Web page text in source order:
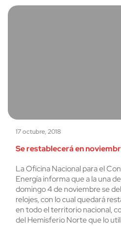
17 octubre, 2018
Se restablecerá en
La Oficina Nacional para el
Energía informa que a la una
domingo 4 de noviembre se
relojes, con lo cual quedará
en todo el territorio nacional,
del Hemisferio Norte que lo